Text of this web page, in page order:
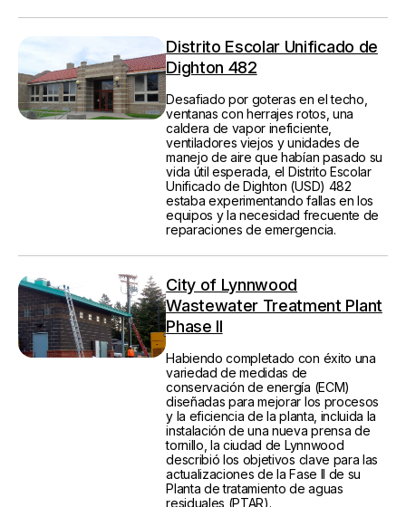
Distrito Escolar Unificado de
Dighton 482
Desafiado por goteras en el techo,
ventanas con herrajes rotos, una
caldera de vapor ineficiente,
ventiladores viejos y unidades de
manejo de aire que habían pasado su
vida útil esperada, el Distrito Escolar
Unificado de Dighton (USD) 482
estaba experimentando fallas en los
equipos y la necesidad frecuente de
reparaciones de emergencia.
City of Lynnwood
Wastewater Treatment Plant
Phase II
Habiendo completado con éxito una
variedad de medidas de
conservación de energía (ECM)
diseñadas para mejorar los procesos
y la eficiencia de la planta, incluida la
instalación de una nueva prensa de
tornillo, la ciudad de Lynnwood
describió los objetivos clave para las
actualizaciones de la Fase II de su
Planta de tratamiento de aguas
residuales (PTAR).